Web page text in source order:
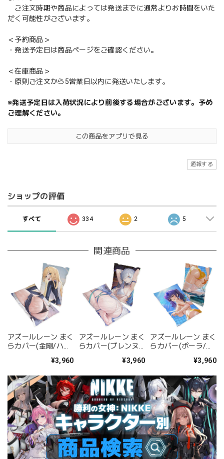
ご注文時期や商品によっては発送までに通常よりお時間をいた
だく可能性がございます。
＜予約商品＞
・発送予定日は商品ページをご確認ください。
＜在庫商品＞
・原則ご注文から5営業日以内に発送いたします。
※発送予定日は入荷状況により前後する場合がございます。予め
ご理解ください。
この商品をアプリで見る
通報する
ショップの評価
すべて 334 2 5
関連商品
アズールレーン まく
らカバー(金剛/ハプ
¥3,960
アズールレーン まく
らカバー(ブレンヌ
¥3,960
アズールレーン まく
らカバー(ポーラ/水
¥3,960